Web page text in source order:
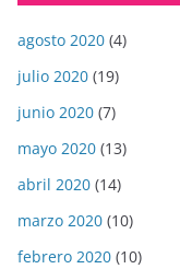
agosto 2020 (4)
julio 2020 (19)
junio 2020 (7)
mayo 2020 (13)
abril 2020 (14)
marzo 2020 (10)
febrero 2020 (10)